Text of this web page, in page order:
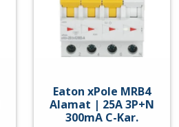
Eaton xPole MRB4
Alamat | 25A 3P+N
300mA C-Kar.